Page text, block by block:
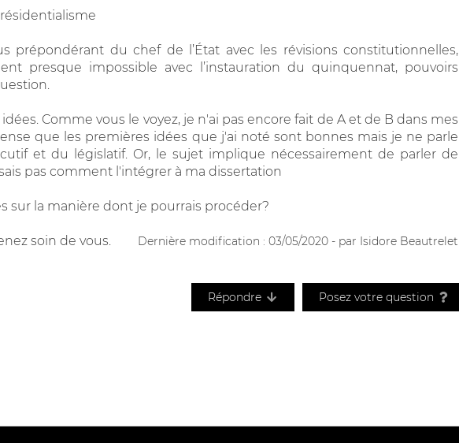
prépondérant du chef de l’État avec les révisions constitutionnelles,
presque impossible avec l’instauration du quinquennat, pouvoirs
Comme vous le voyez, je n'ai pas encore fait de A et de B dans mes
que les premières idées que j'ai noté sont bonnes mais je ne parle
et du législatif. Or, le sujet implique nécessairement de parler de
pas comment l'intégrer à ma dissertation
sur la manière dont je pourrais procéder?
soin de vous. Dernière modification : 03/05/2020 - par Isidore Beautrelet
Répondre Posez votre question